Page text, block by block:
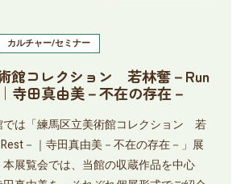
カルチャー/セミナー
館コレクション 若林奮－Run
寺田真由美－不在の存在－
では「練馬区立美術館コレクション 若
－｜寺田真由美－不在の存在－」展
展覧会では、当館の収蔵作品を中心